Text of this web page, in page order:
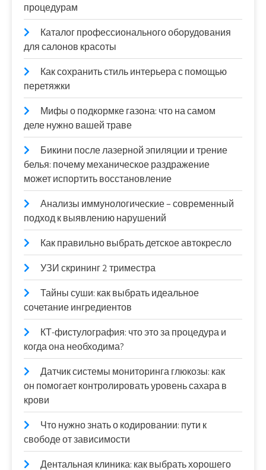
процедурам
Каталог профессионального оборудования
для салонов красоты
Как сохранить стиль интерьера с помощью
перетяжки
Мифы о подкормке газона: что на самом
деле нужно вашей траве
Бикини после лазерной эпиляции и трение
белья: почему механическое раздражение
может испортить восстановление
Анализы иммунологические – современный
подход к выявлению нарушений
Как правильно выбрать детское автокресло
УЗИ скрининг 2 триместра
Тайны суши: как выбрать идеальное
сочетание ингредиентов
КТ-фистулография: что это за процедура и
когда она необходима?
Датчик системы мониторинга глюкозы: как
он помогает контролировать уровень сахара в
крови
Что нужно знать о кодировании: пути к
свободе от зависимости
Дентальная клиника: как выбрать хорошего